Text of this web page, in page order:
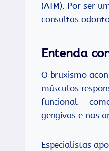
(ATM). Por ser
consultas
Entenda
O bruxismo
músculos
funcional —
gengivas e nas
Especialistas